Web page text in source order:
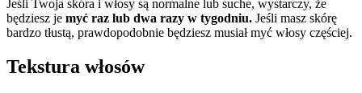
Jeśli Twoja skóra i włosy są normalne lub suche, wystarczy, że
będziesz je myć raz lub dwa razy w tygodniu. Jeśli masz skórę
bardzo tłustą, prawdopodobnie będziesz musiał myć włosy częściej.
Tekstura włosów